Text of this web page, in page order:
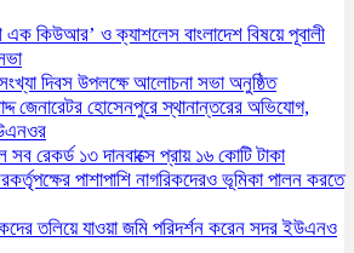
কিউআর’ ও ক্যাশলেস বাংলাদেশ বিষয়ে পূবালী
দিবস উপলক্ষে আলোচনা সভা অনুষ্ঠিত
জেনারেটর হোসেনপুরে স্থানান্তরের অভিযোগ,
রেকর্ড ১৩ দানবাক্সে প্রায় ১৬ কোটি টাকা
পাশাপাশি নাগরিকদেরও ভূমিকা পালন করতে
তলিয়ে যাওয়া জমি পরিদর্শন করেন সদর ইউএনও